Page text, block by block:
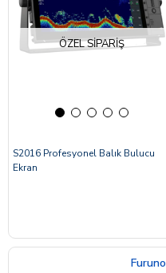
ÖZEL SIPARIŞ
S2016 Profesyonel Balık Bulucu
Ekran
Furuno